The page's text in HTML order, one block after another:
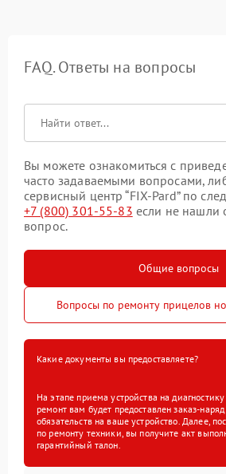
FAQ. Ответы на вопросы
Вы можете ознакомиться с
часто задаваемыми вопросами,
сервисный центр “FIX-Pard” по
+7 (800) 301-55-83 если не нашли
вопрос.
Общие вопросы
Вопросы по ремонту прицелов
Какие документы вы предоставляете?
На этапе приема устройства на
ремонт вам будет предоставлен заказ-
обязательств на ваше устройство. Далее,
по ремонту техники, вы получите акт
гарантийный талон.